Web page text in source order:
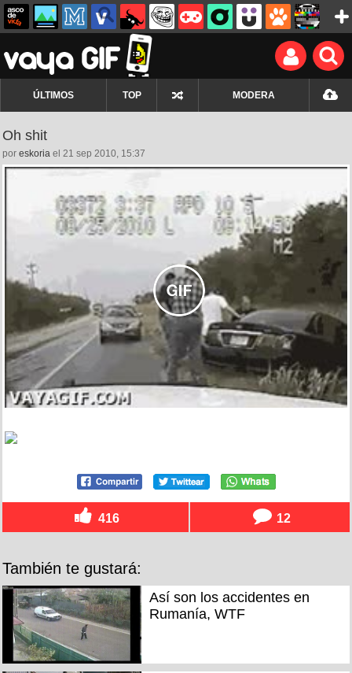
ÚLTIMOS TOP MODERA
Oh shit
por eskoria el 21 sep 2010, 15:37
416 12
También te gustará:
Así son los accidentes en
Rumanía, WTF